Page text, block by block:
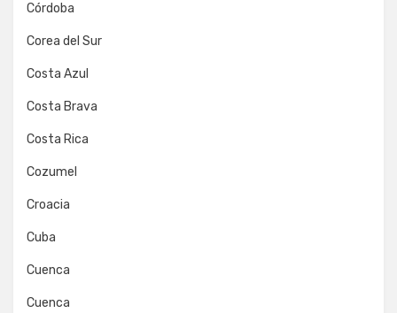
Córdoba
Corea del Sur
Costa Azul
Costa Brava
Costa Rica
Cozumel
Croacia
Cuba
Cuenca
Cuenca